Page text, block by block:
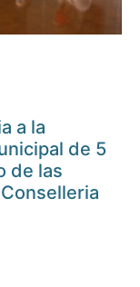
a la
de 5
de las